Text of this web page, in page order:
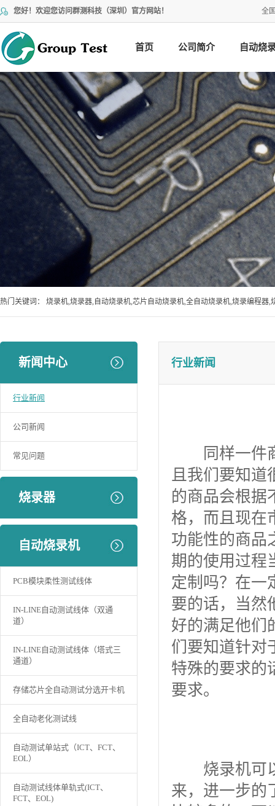
您好！欢迎您访问群测科技（深圳）官方网站！ 全
首页 公司简介 自动烧
热门关键词： 烧录机,烧录器,自动烧录机,芯片自动烧录机,全自动烧录机,烧录编程器,
新闻中心
行业新闻
公司新闻
常见问题
烧录器
自动烧录机
PCB模块柔性测试线体
IN-LINE自动测试线体（双通
道）
IN-LINE自动测试线体（塔式三
通道）
存储芯片全自动测试分选开卡机
全自动老化测试线
自动测试单站式（ICT、FCT、
EOL）
自动测试线体单轨式(ICT、
FCT、EOL)
行业新闻
同样一件商
且我们要知道
的商品会根据
格，而且现在
功能性的商品
期的使用过程
定制吗？在一
要的话，当然
好的满足他们
们要知道针对
特殊的要求的
要求。
烧录机可以
来，进一步的